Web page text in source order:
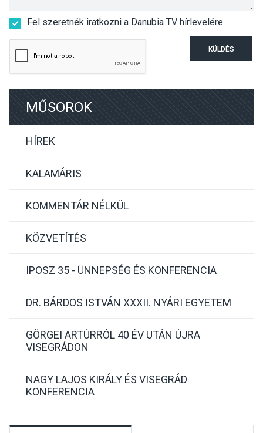
Fel szeretnék iratkozni a Danubia TV hírlevelére
KÜLDÉS
MŰSOROK
HÍREK
KALAMÁRIS
KOMMENTÁR NÉLKÜL
KÖZVETÍTÉS
IPOSZ 35 - ÜNNEPSÉG ÉS KONFERENCIA
DR. BÁRDOS ISTVÁN XXXII. NYÁRI EGYETEM
GÖRGEI ARTÚRRÓL 40 ÉV UTÁN ÚJRA
VISEGRÁDON
NAGY LAJOS KIRÁLY ÉS VISEGRÁD
KONFERENCIA